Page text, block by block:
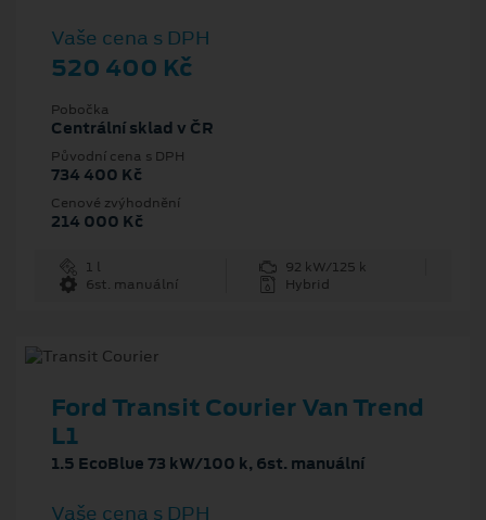
Vaše cena s DPH
520 400 Kč
Pobočka
Centrální sklad v ČR
Původní cena s DPH
734 400 Kč
Cenové zvýhodnění
214 000 Kč
1 l
92 kW/125 k
6st. manuální
Hybrid
Ford Transit Courier Van Trend
L1
1.5 EcoBlue 73 kW/100 k, 6st. manuální
Vaše cena s DPH